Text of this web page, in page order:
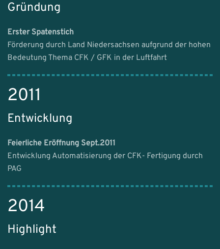
Gründung
Erster Spatenstich
Förderung durch Land Niedersachsen aufgrund der hohen
Bedeutung Thema CFK / GFK in der Luftfahrt
2011
Entwicklung
Feierliche Eröffnung Sept.2011
Entwicklung Automatisierung der CFK- Fertigung durch
PAG
2014
Highlight